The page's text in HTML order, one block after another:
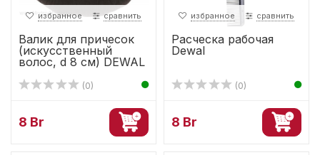
избранное сравнить
Валик для причесок
(искусственный
волос, d 8 см) DEWAL
(0)
8 Br
избранное сравнить
Расческа рабочая
Dewal
(0)
8 Br